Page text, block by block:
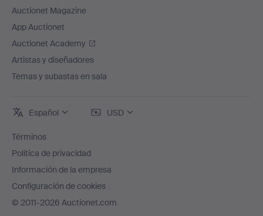
Auctionet Magazine
App Auctionet
Auctionet Academy
Artistas y diseñadores
Temas y subastas en sala
Español USD
Términos
Política de privacidad
Información de la empresa
Configuración de cookies
© 2011-2026 Auctionet.com